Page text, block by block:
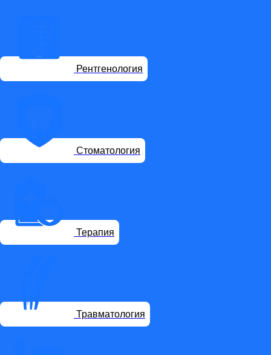
Рентгенология
Стоматология
Терапия
Травматология